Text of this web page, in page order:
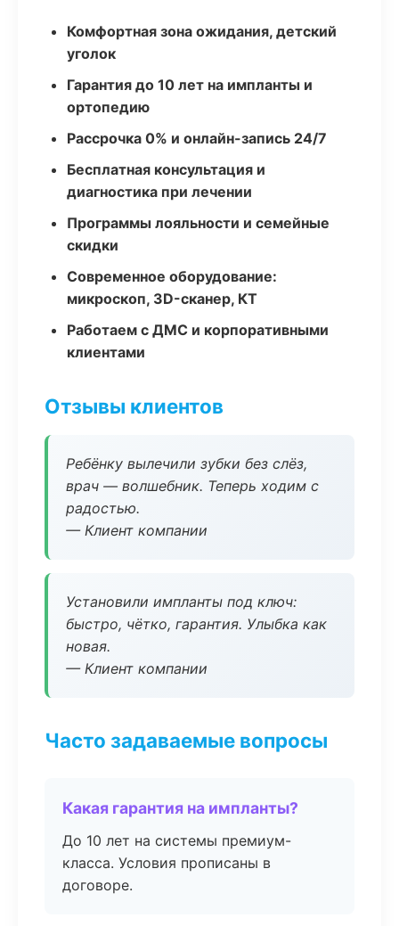
Комфортная зона ожидания, детский
уголок
Гарантия до 10 лет на импланты и
ортопедию
Рассрочка 0% и онлайн-запись 24/7
Бесплатная консультация и
диагностика при лечении
Программы лояльности и семейные
скидки
Современное оборудование:
микроскоп, 3D-сканер, КТ
Работаем с ДМС и корпоративными
клиентами
Отзывы клиентов
Ребёнку вылечили зубки без слёз,
врач — волшебник. Теперь ходим с
радостью.
— Клиент компании
Установили импланты под ключ:
быстро, чётко, гарантия. Улыбка как
новая.
— Клиент компании
Часто задаваемые вопросы
Какая гарантия на импланты?
До 10 лет на системы премиум-
класса. Условия прописаны в
договоре.